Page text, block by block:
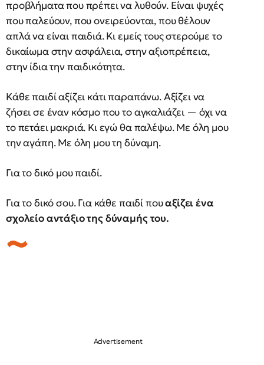
προβλήματα που πρέπει να λυθούν. Είναι ψυχές
που παλεύουν, που ονειρεύονται, που θέλουν
απλά να είναι παιδιά. Κι εμείς τους στερούμε το
δικαίωμα στην ασφάλεια, στην αξιοπρέπεια,
στην ίδια την παιδικότητα.
Κάθε παιδί αξίζει κάτι παραπάνω. Αξίζει να
ζήσει σε έναν κόσμο που το αγκαλιάζει — όχι να
το πετάει μακριά. Κι εγώ θα παλέψω. Με όλη μου
την αγάπη. Με όλη μου τη δύναμη.
Για το δικό μου παιδί.
Για το δικό σου. Για κάθε παιδί πουαξίζει ένα
σχολείο αντάξιο της δύναμής του.